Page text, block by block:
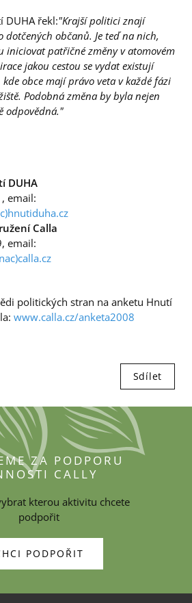
DUHA řekl:"Krajší politici znají
občanů. Je teď na nich,
iniciovat patřičné změny v atomovém
jakou cestou se vydat existují
obce mají právo veta v každé fázi
Podobná změna by byla nejen
odpovědná."
DUHA
email:
Calla
email:
politických stran na anketu Hnutí
www.calla.cz/anketa2008
Sdílet
ZA PODPORU
CALLY
kterou aktivitu chcete
podpořit
PODPOŘIT